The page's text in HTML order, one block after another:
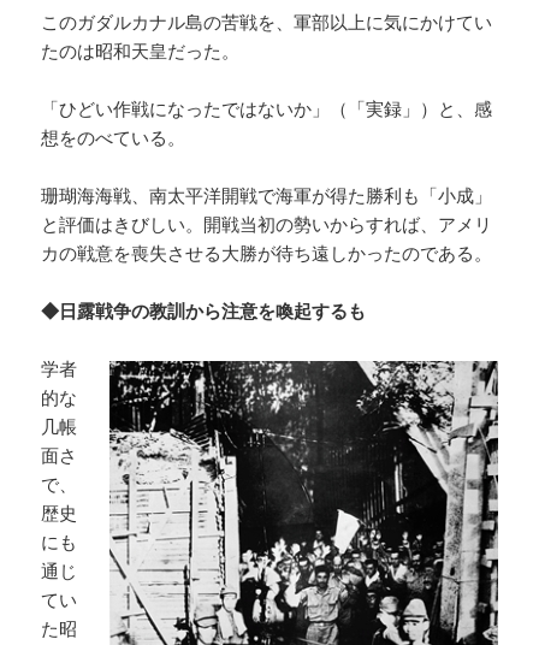
このガダルカナル島の苦戦を、軍部以上に気にかけてい
たのは昭和天皇だった。
「ひどい作戦になったではないか」（「実録」）と、感
想をのべている。
珊瑚海海戦、南太平洋開戦で海軍が得た勝利も「小成」
と評価はきびしい。開戦当初の勢いからすれば、アメリ
カの戦意を喪失させる大勝が待ち遠しかったのである。
◆日露戦争の教訓から注意を喚起するも
学者
的な
几帳
面さ
で、
歴史
にも
通じ
てい
た昭